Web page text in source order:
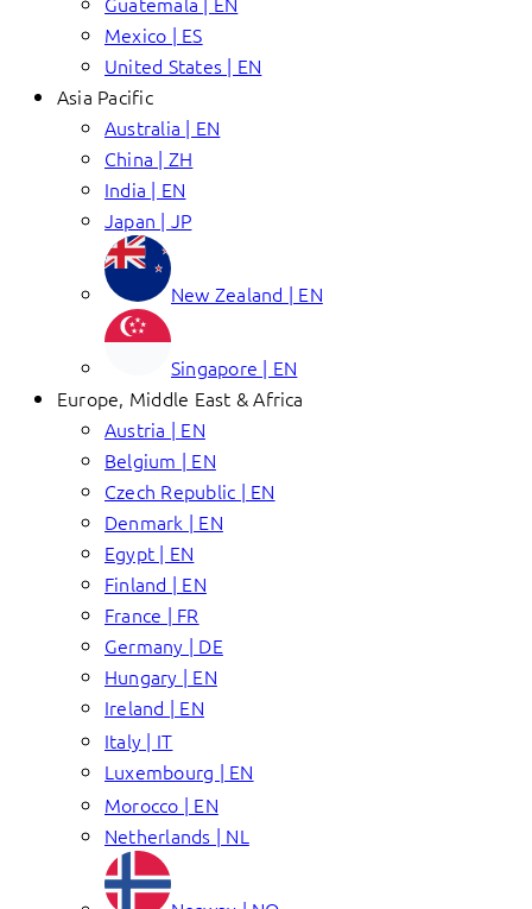
Mexico | ES
United States | EN
Asia Pacific
Australia | EN
China | ZH
India | EN
Japan | JP
New Zealand | EN
Singapore | EN
Europe, Middle East & Africa
Austria | EN
Belgium | EN
Czech Republic | EN
Denmark | EN
Egypt | EN
Finland | EN
France | FR
Germany | DE
Hungary | EN
Ireland | EN
Italy | IT
Luxembourg | EN
Morocco | EN
Netherlands | NL